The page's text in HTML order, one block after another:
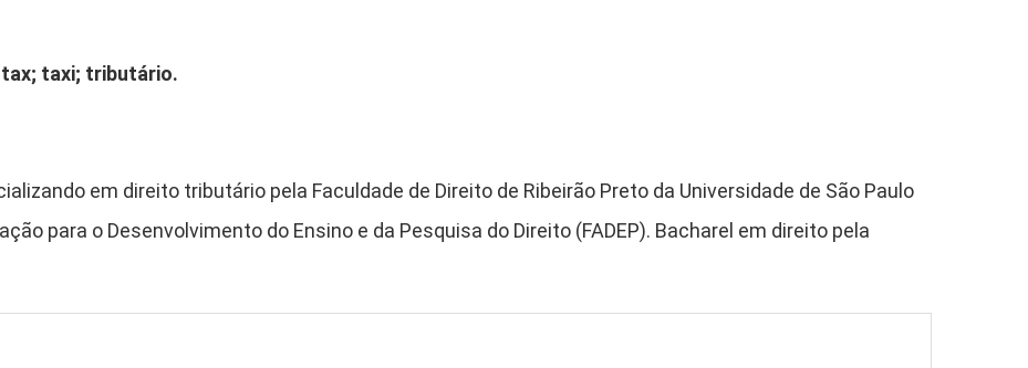
taxi; tributário.
em direito tributário pela Faculdade de Direito de Ribeirão Preto da Universidade de São Paulo
para o Desenvolvimento do Ensino e da Pesquisa do Direito (FADEP). Bacharel em direito pela